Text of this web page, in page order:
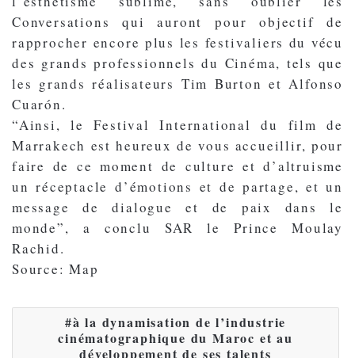
Conversations qui auront pour objectif de
rapprocher encore plus les festivaliers du vécu
des grands professionnels du Cinéma, tels que
les grands réalisateurs Tim Burton et Alfonso
Cuarón.
“Ainsi, le Festival International du film de
Marrakech est heureux de vous accueillir, pour
faire de ce moment de culture et d’altruisme
un réceptacle d’émotions et de partage, et un
message de dialogue et de paix dans le
monde”, a conclu SAR le Prince Moulay
Rachid.
Source: Map
à la dynamisation de l’industrie
cinématographique du Maroc et au
développement de ses talents